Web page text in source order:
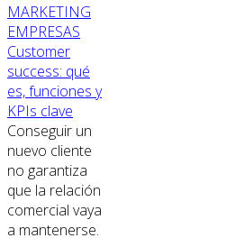
MARKETING
EMPRESAS
Customer
success: qué
es, funciones y
KPIs clave
Conseguir un
nuevo cliente
no garantiza
que la relación
comercial vaya
a mantenerse.